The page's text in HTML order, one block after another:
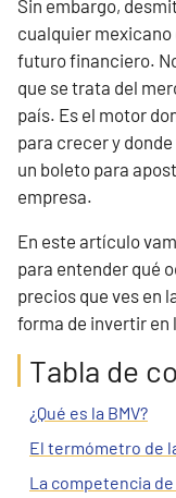
Sin embargo,
cualquier mexicano
futuro financiero.
que se trata del
país. Es el motor
para crecer y
un boleto para
empresa.
En este artículo
para entender qué
precios que ves en
forma de invertir en
Tabla de
¿Qué es la BMV?
El termómetro de
La competencia